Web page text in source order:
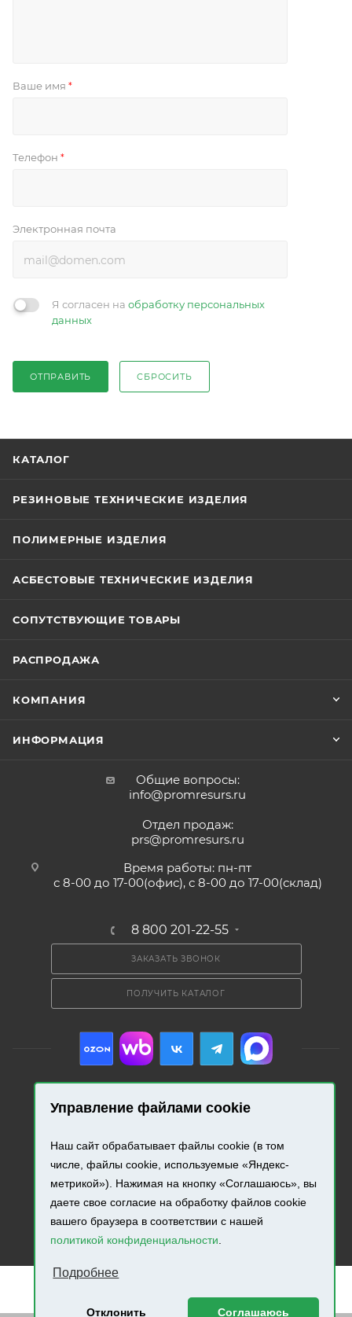
Управление файлами cookie
Наш сайт обрабатывает файлы cookie (в том
числе, файлы cookie, используемые «Яндекс-
метрикой»). Нажимая на кнопку «Соглашаюсь», вы
даете свое согласие на обработку файлов cookie
вашего браузера в соответствии с нашей
политикой конфиденциальности.
Подробнее
Отклонить Соглашаюсь
Ваше имя *
Телефон *
Электронная почта
Я согласен на обработку персональных
данных
ОТПРАВИТЬ СБРОСИТЬ
КАТАЛОГ
РЕЗИНОВЫЕ ТЕХНИЧЕСКИЕ ИЗДЕЛИЯ
ПОЛИМЕРНЫЕ ИЗДЕЛИЯ
АСБЕСТОВЫЕ ТЕХНИЧЕСКИЕ ИЗДЕЛИЯ
СОПУТСТВУЮЩИЕ ТОВАРЫ
РАСПРОДАЖА
КОМПАНИЯ
ИНФОРМАЦИЯ
Общие вопросы:
info@promresurs.ru
Отдел продаж:
prs@promresurs.ru
Время работы: пн-пт
с 8-00 до 17-00(офис), с 8-00 до 17-00(склад)
8 800 201-22-55
ЗАКАЗАТЬ ЗВОНОК
ПОЛУЧИТЬ КАТАЛОГ
2026 © «Промресурс». Все права защищены.
Разработка и продвижение сайта.